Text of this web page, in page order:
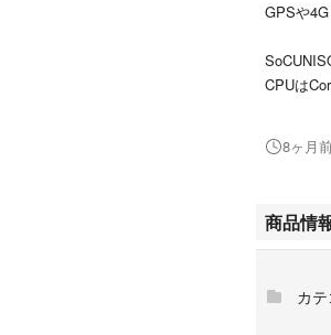
GPSや
CPUは
UFS 2.2
液晶、
リフレッ
アウト
インカメ
8ヶ月
商品情
カテ